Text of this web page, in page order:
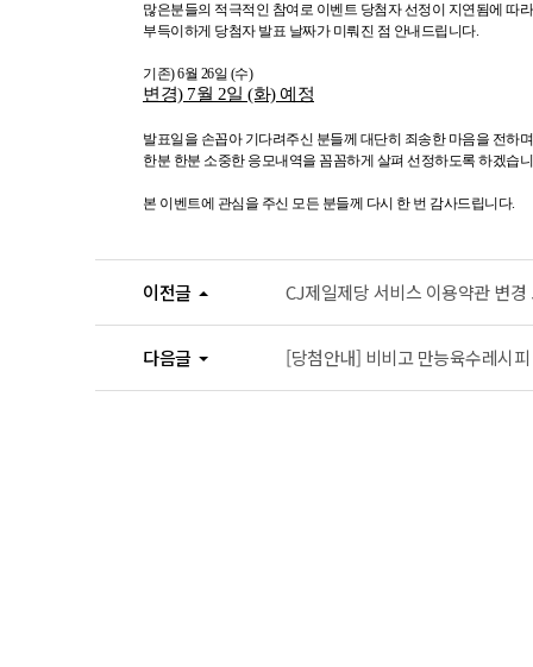
많은분들의 적극적인 참여로 이벤트 당첨자 선정이 지연됨에 따라
부득이하게 당첨자 발표 날짜가 미뤄진 점 안내드립니다.
기존) 6월 26일 (수)
변경) 7월 2일 (화) 예정
발표일을 손꼽아 기다려주신 분들께 대단히 죄송한 마음을 전하며
한분 한분 소중한 응모내역을 꼼꼼하게 살펴 선정하도록 하겠습
본 이벤트에 관심을 주신 모든 분들께 다시 한 번 감사드립니다.
이전글 CJ제일제당 서비스 이용약관 변
다음글 [당첨안내] 비비고 만능육수레시